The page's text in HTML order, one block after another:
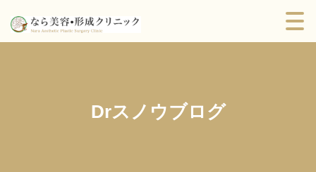
Drスノウブログ